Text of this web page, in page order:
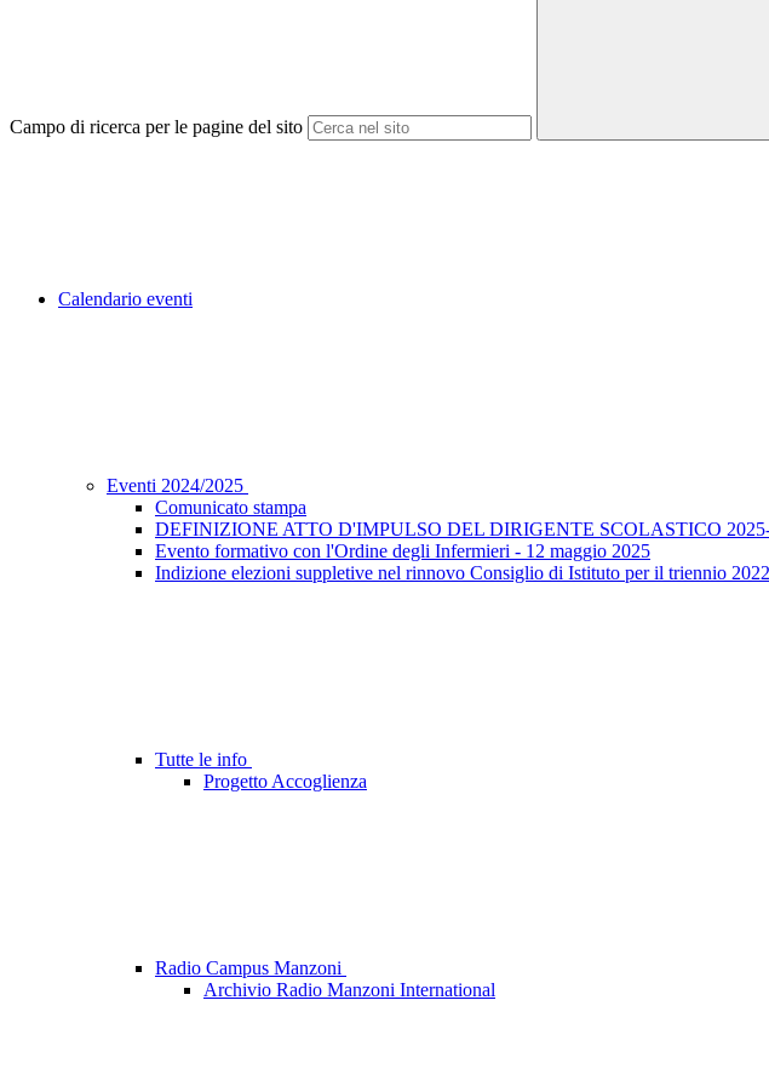
Campo di ricerca per le pagine del sito
Calendario eventi
Eventi 2024/2025
Comunicato stampa
DEFINIZIONE ATTO D'IMPULSO DEL DIRIGENTE SCOLASTICO
Evento formativo con l'Ordine degli Infermieri - 12 maggio 2025
Indizione elezioni suppletive nel rinnovo Consiglio di Istituto per il triennio
Tutte le info
Progetto Accoglienza
Radio Campus Manzoni
Archivio Radio Manzoni International